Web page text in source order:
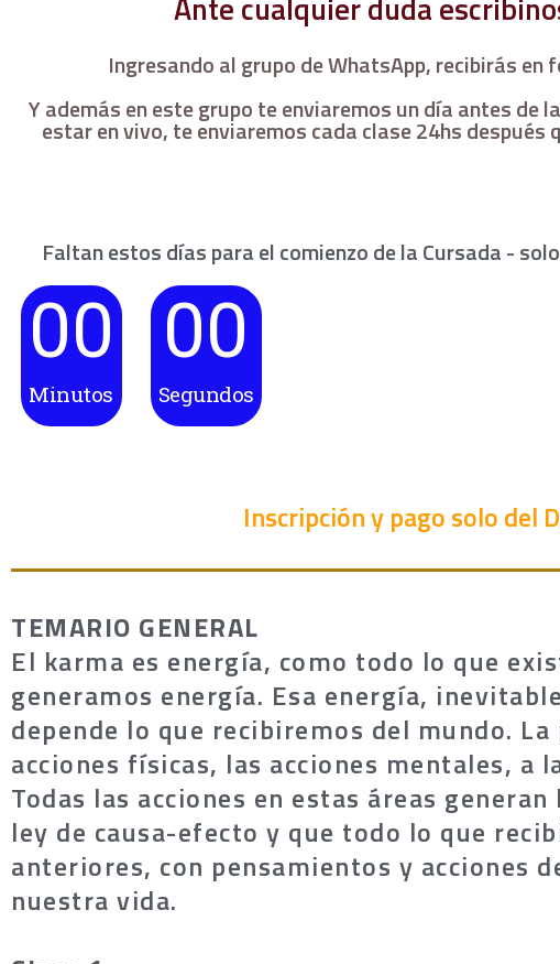
Ingresando al grupo de WhatsApp, recibirás
Y además en este grupo te enviaremos un día antes de
estar en vivo, te enviaremos cada clase 24hs
Faltan estos días para el comienzo de la Cursada -
00
Minutos
00
Segundos
Inscripción y pago solo del
TEMARIO GENERAL
El karma es energía, como todo lo que
generamos energía. Esa energía,
depende lo que recibiremos del mundo.
acciones físicas, las acciones mentales, a
Todas las acciones en estas áreas
ley de causa-efecto y que todo lo que
anteriores, con pensamientos y acciones
nuestra vida.